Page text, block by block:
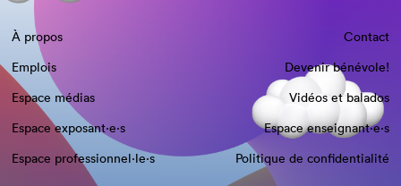
À propos
Contact
Emplois
Devenir bénévole!
Espace médias
Vidéos et balados
Espace exposant·e⋅s
Espace enseignant·e⋅s
Espace professionnel·le⋅s
Politique de confidentialité